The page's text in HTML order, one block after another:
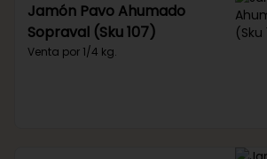
Jamón Pavo Ahumado
Sopraval (Sku 107)
Venta por 1/4 kg.